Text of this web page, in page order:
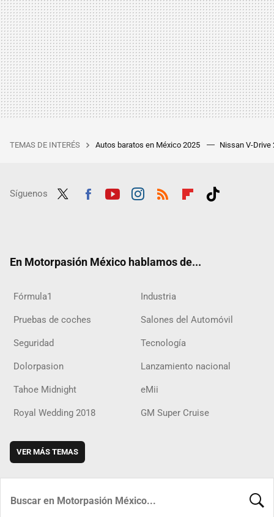
TEMAS DE INTERÉS Autos baratos en México 2025 Nissan V-Drive
Síguenos
En Motorpasión México hablamos de...
Fórmula1 Industria
Pruebas de coches Salones del Automóvil
Seguridad Tecnología
Dolorpasion Lanzamiento nacional
Tahoe Midnight eMii
Royal Wedding 2018 GM Super Cruise
VER MÁS TEMAS